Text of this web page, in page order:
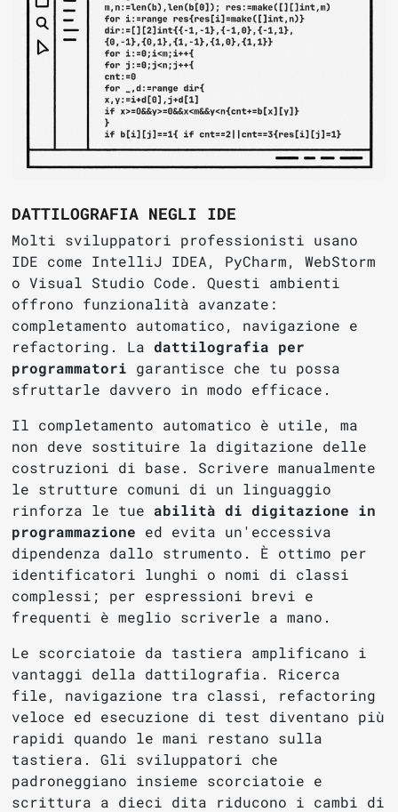
DATTILOGRAFIA NEGLI IDE
Molti sviluppatori professionisti usano
IDE come IntelliJ IDEA, PyCharm, WebStorm
o Visual Studio Code. Questi ambienti
offrono funzionalità avanzate:
completamento automatico, navigazione e
refactoring. La dattilografia per
programmatori garantisce che tu possa
sfruttarle davvero in modo efficace.
Il completamento automatico è utile, ma
non deve sostituire la digitazione delle
costruzioni di base. Scrivere manualmente
le strutture comuni di un linguaggio
rinforza le tue abilità di digitazione in
programmazione ed evita un'eccessiva
dipendenza dallo strumento. È ottimo per
identificatori lunghi o nomi di classi
complessi; per espressioni brevi e
frequenti è meglio scriverle a mano.
Le scorciatoie da tastiera amplificano i
vantaggi della dattilografia. Ricerca
file, navigazione tra classi, refactoring
veloce ed esecuzione di test diventano più
rapidi quando le mani restano sulla
tastiera. Gli sviluppatori che
padroneggiano insieme scorciatoie e
scrittura a dieci dita riducono i cambi di